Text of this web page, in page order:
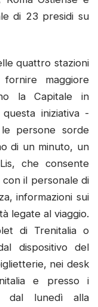
di 23 presidi su
quattro stazioni
maggiore
la Capitale in
iniziativa -
persone sorde
di un minuto, un
che consente
il personale di
informazioni sui
legate al viaggio.
di Trenitalia o
dispositivo del
nei desk
e presso i
dal lunedì alla